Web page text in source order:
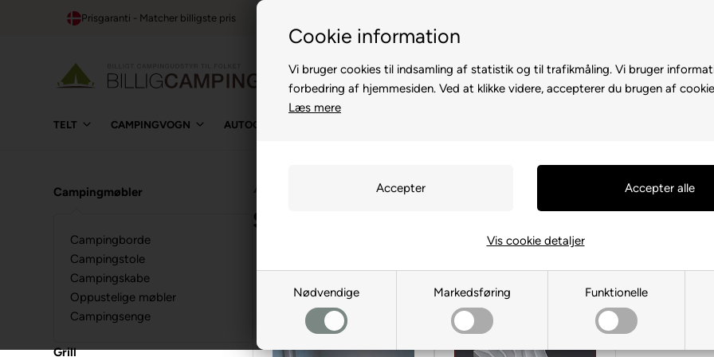
Cookie information
Vi bruger cookies til indsamling af statistik og til trafikmåling. Vi bruger
forbedring af hjemmesiden. Ved at klikke videre, accepterer du brugen af
Læs mere
Nødvendige Markedsføring Funktionelle
Vis cookie detaljer
Prisgaranti - Matcher billigste pris
TELT CAMPINGVOGN AUTOCAMPER
Campingmøbler
Campingborde
Campingstole
Campingskabe
Oppustelige møbler
Campingsenge
Grill
⛺ Køkkenartikler›Køkkengrej
Serviceholdere